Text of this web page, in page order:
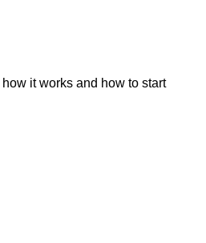
it works and how to start